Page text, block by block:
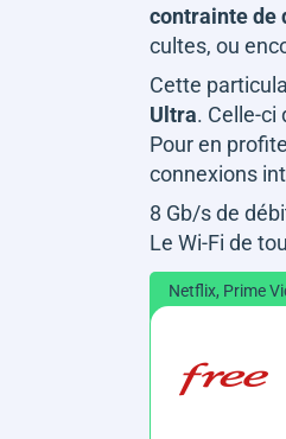
contrainte de
cultes, ou
Cette
Ultra. Celle-ci
Pour en
connexions
8 Gb/s de
Le Wi-Fi de
Netflix, Prime